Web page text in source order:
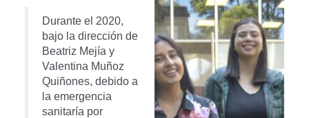
Durante el 2020,
bajo la dirección de
Beatriz Mejía y
Valentina Muñoz
Quiñones, debido a
la emergencia
sanitaría por